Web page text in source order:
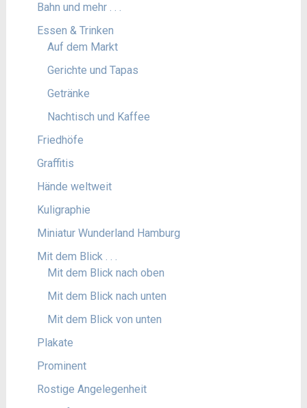
Bahn und mehr . . .
Essen & Trinken
Auf dem Markt
Gerichte und Tapas
Getränke
Nachtisch und Kaffee
Friedhöfe
Graffitis
Hände weltweit
Kuligraphie
Miniatur Wunderland Hamburg
Mit dem Blick . . .
Mit dem Blick nach oben
Mit dem Blick nach unten
Mit dem Blick von unten
Plakate
Prominent
Rostige Angelegenheit